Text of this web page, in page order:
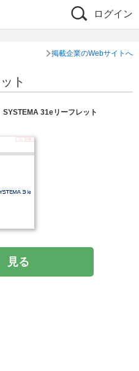
ログイン
掲載企業のWebサイトへ
ト
SYSTEMA 31eリーフレット
見る